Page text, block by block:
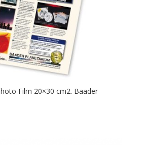
Film 20×30 cm2. Baader